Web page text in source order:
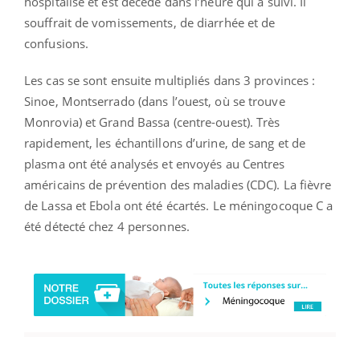
souffrait de vomissements, de diarrhée et de
confusions.
Les cas se sont ensuite multipliés dans 3 provinces :
Sinoe, Montserrado (dans l’ouest, où se trouve
Monrovia) et Grand Bassa (centre-ouest). Très
rapidement, les échantillons d’urine, de sang et de
plasma ont été analysés et envoyés au Centres
américains de prévention des maladies (CDC). La fièvre
de Lassa et Ebola ont été écartés. Le méningocoque C a
été détecté chez 4 personnes.